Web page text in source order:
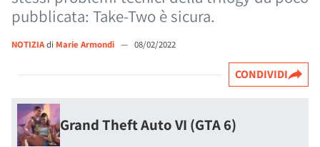
pubblicata: Take-Two è sicura.
NOTIZIAdi Marie Armondi — 08/02/2022
CONDIVIDI
Grand Theft Auto VI (GTA 6)